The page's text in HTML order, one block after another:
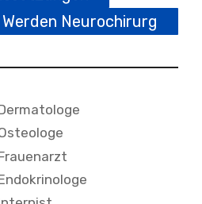
Neurochirurg